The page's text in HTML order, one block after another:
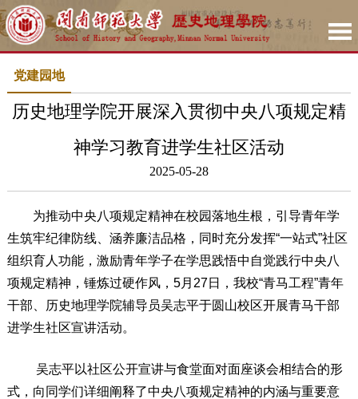
党建园地
历史地理学院开展深入贯彻中央八项规定精
神学习教育进学生社区活动
2025-05-28
为推动中央八项规定精神在校园落地生根，引导青年学
生筑牢纪律防线、涵养廉洁品格，同时充分发挥“一站式”社区
组织育人功能，激励青年学子在学思践悟中自觉践行中央八
项规定精神，锤炼过硬作风，5月27日，我校“青马工程”青年
干部、历史地理学院辅导员吴志平于圆山校区开展青马干部
进学生社区宣讲活动。
吴志平以社区公开宣讲与食堂面对面座谈会相结合的形
式，向同学们详细阐释了中央八项规定精神的内涵与重要意